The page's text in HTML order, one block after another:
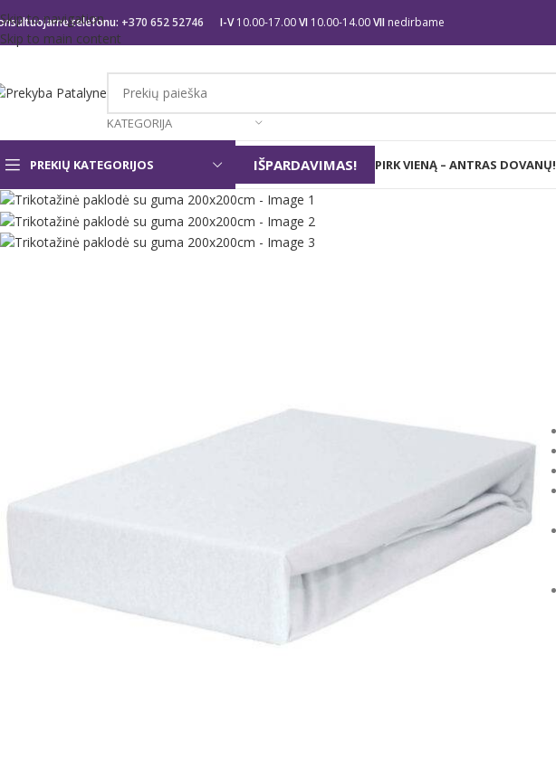
Skip to navigation
Skip to main content
telefonu: +370 652 52746 I-V10.00-17.00VI 10.00-14.00VII nedirbame
KATEGORIJA
PREKIŲ KATEGORIJOS IŠPARDAVIMAS! PIRK VIENĄ – ANTRAS DOVANŲ!